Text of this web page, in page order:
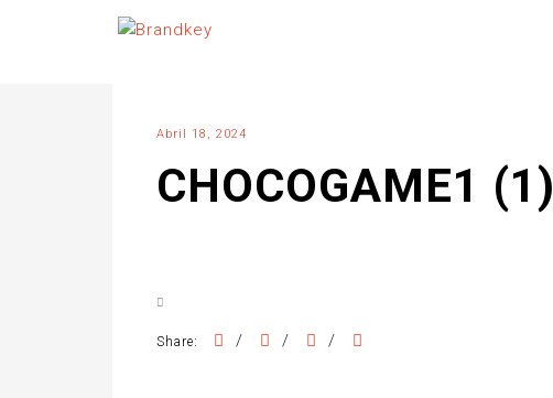
Abril 18, 2024
CHOCOGAME1 (1)
Share: / / /